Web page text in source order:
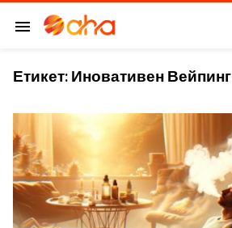
menu
Етикет: Иновативен Вейпинг